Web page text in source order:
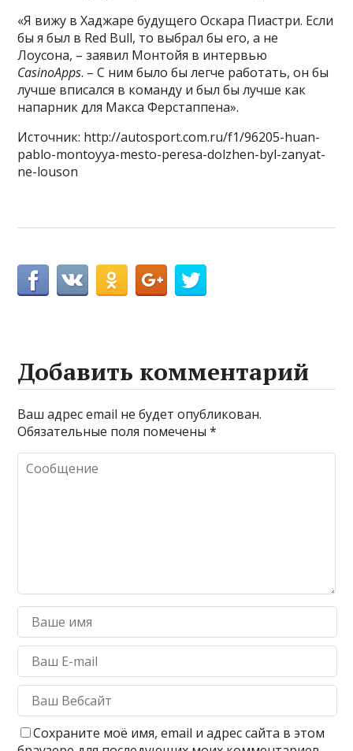
«Я вижу в Хаджаре будущего Оскара Пиастри. Если
бы я был в Red Bull, то выбрал бы его, а не
Лоусона, – заявил Монтойя в интервью
CasinoApps. – С ним было бы легче работать, он бы
лучше вписался в команду и был бы лучше как
напарник для Макса Ферстаппена».
Источник: http://autosport.com.ru/f1/96205-huan-
pablo-montoyya-mesto-peresa-dolzhen-byl-zanyat-
ne-louson
Добавить комментарий
Ваш адрес email не будет опубликован.
Обязательные поля помечены*
Сохраните моё имя, email и адрес сайта в этом